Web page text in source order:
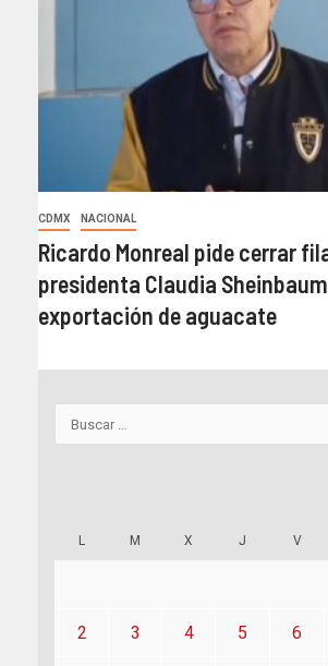
CDMX NACIONAL
Ricardo Monreal pide cerrar
presidenta Claudia
exportación de aguacate
L M X J V
2 3 4 5 6